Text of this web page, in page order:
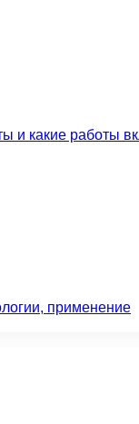
и какие работы
применение